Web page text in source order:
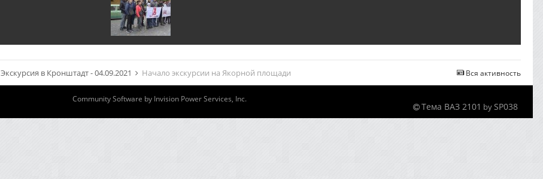
Вся активность
Экскурсия в Кронштадт - 04.09.2021 Начало экскурсии на Якорной площади
Тема ВАЗ 2101 by SP038
Community Software by Invision Power Services, Inc.